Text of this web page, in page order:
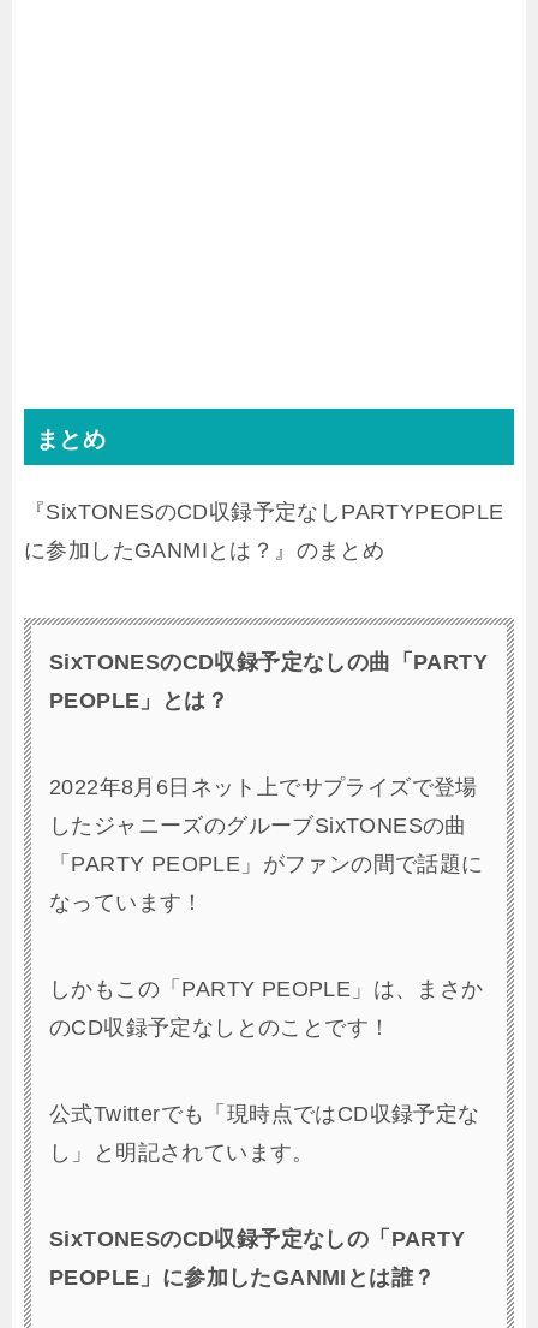
まとめ
『SixTONESのCD収録予定なしPARTYPEOPLE
に参加したGANMIとは？』のまとめ
SixTONESのCD収録予定なしの曲「PARTY
PEOPLE」とは？
2022年8月6日ネット上でサプライズで登場
したジャニーズのグルーブSixTONESの曲
「PARTY PEOPLE」がファンの間で話題に
なっています！
しかもこの「PARTY PEOPLE」は、まさか
のCD収録予定なしとのことです！
公式Twitterでも「現時点ではCD収録予定な
し」と明記されています。
SixTONESのCD収録予定なしの「PARTY
PEOPLE」に参加したGANMIとは誰？